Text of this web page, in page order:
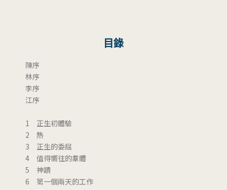
目錄
陳序
林序
李序
江序
1 正生初體驗
2 熱
3 正生的委屈
4 值得嚮往的羣體
5 神蹟
6 第一個兩天的工作